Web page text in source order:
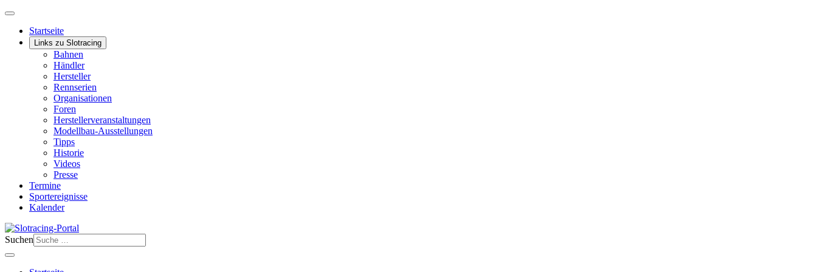
Startseite
Links zu Slotracing
Bahnen
Händler
Hersteller
Rennserien
Organisationen
Foren
Herstellerveranstaltungen
Modellbau-Ausstellungen
Tipps
Historie
Videos
Presse
Termine
Sportereignisse
Kalender
Suchen